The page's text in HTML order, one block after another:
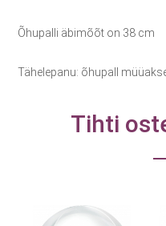
Õhupalli äbimõõt on 38 cm
Tähelepanu: õhupall
Tihti